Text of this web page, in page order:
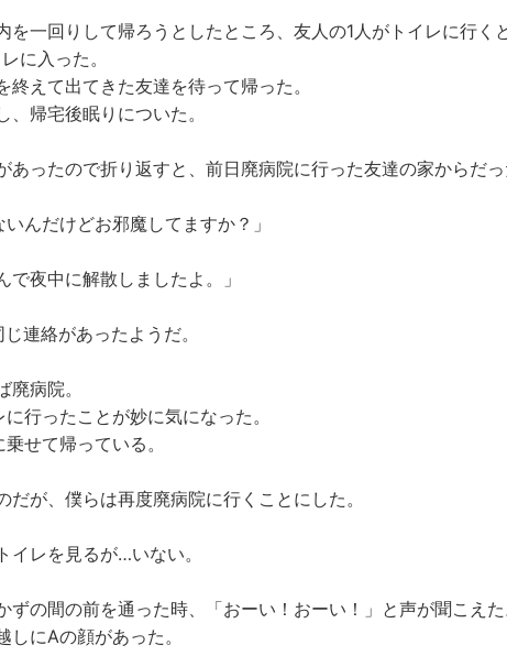
を一回りして帰ろうとしたところ、友人の1人がトイレに行く
に入った。
終えて出てきた友達を待って帰った。
、帰宅後眠りについた。
あったので折り返すと、前日廃病院に行った友達の家からだっ
いんだけどお邪魔してますか？」
で夜中に解散しましたよ。」
連絡があったようだ。
病院。
行ったことが妙に気になった。
せて帰っている。
だが、僕らは再度廃病院に行くことにした。
イレを見るが…いない。
ずの間の前を通った時、「おーい！おーい！」と声が聞こえた
しにAの顔があった。